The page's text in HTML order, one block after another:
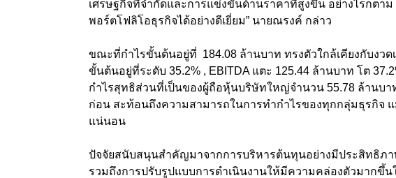
เศรษฐกิจที่จำกัดและการแข่งขันด้านราคาที่สูงขึ้น อย่างไรก็ตาม
พอร์ตโฟลิโอธุรกิจได้อย่างดีเยี่ยม” นายณรงค์ กล่าว
ขณะที่กำไรขั้นต้นอยู่ที่ 184.08 ล้านบาท ทรงตัวใกล้เคียงกับงวด
ขั้นต้นอยู่ที่ระดับ 35.2% , EBITDA แตะ 125.44 ล้านบาท โต
กำไรสุทธิส่วนที่เป็นของผู้ถือหุ้นบริษัทใหญ่จำนวน 55.78 ล้านบา
ก่อน สะท้อนถึงความสามารถในการทำกำไรของทุกกลุ่มธุรกิจ
แน่นอน
ปัจจัยสนับสนุนสำคัญมาจากการบริหารต้นทุนอย่างมีประสิทธิภ
รวมถึงการปรับรูปแบบการดำเนินงานให้มีความคล่องตัวมากขึ้